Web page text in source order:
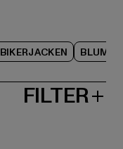
BIKERJACKEN
FILTER